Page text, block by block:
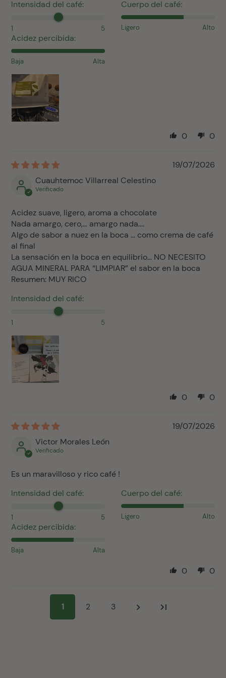
Intensidad del café:
1 5
Cuerpo del café:
Ligero Alto
Acidez percibida:
Baja Alta
0 0
19/07/2026
Cuauhtemoc Villarreal Celestino
Acidez suave, ligero, aroma a chocolate
Nada amargo, cero,… amargo nada….
Algo de sabor a nuez en la boca … como crema de café
al final
La sensación en la boca en equilibrio… NO NECESITO
AGUA MINERAL PARA “LIMPIAR” el sabor en la boca
Resumen: MUY RICO
Intensidad del café:
1 5
0 0
19/07/2026
Victor Morales León
Es un maravilloso y rico café !
Intensidad del café:
1 5
Cuerpo del café:
Ligero Alto
Acidez percibida:
Baja Alta
0 0
1 2 3